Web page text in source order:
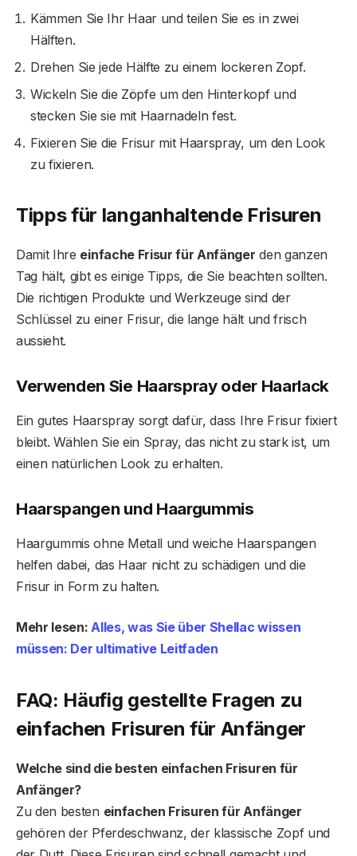
Kämmen Sie Ihr Haar und teilen Sie es in zwei
Hälften.
Drehen Sie jede Hälfte zu einem lockeren Zopf.
Wickeln Sie die Zöpfe um den Hinterkopf und
stecken Sie sie mit Haarnadeln fest.
Fixieren Sie die Frisur mit Haarspray, um den Look
zu fixieren.
Tipps für langanhaltende Frisuren
Damit Ihre einfache Frisur für Anfänger den ganzen
Tag hält, gibt es einige Tipps, die Sie beachten sollten.
Die richtigen Produkte und Werkzeuge sind der
Schlüssel zu einer Frisur, die lange hält und frisch
aussieht.
Verwenden Sie Haarspray oder Haarlack
Ein gutes Haarspray sorgt dafür, dass Ihre Frisur fixiert
bleibt. Wählen Sie ein Spray, das nicht zu stark ist, um
einen natürlichen Look zu erhalten.
Haarspangen und Haargummis
Haargummis ohne Metall und weiche Haarspangen
helfen dabei, das Haar nicht zu schädigen und die
Frisur in Form zu halten.
Mehr lesen:Alles, was Sie über Shellac wissen
müssen: Der ultimative Leitfaden
FAQ: Häufig gestellte Fragen zu
einfachen Frisuren für Anfänger
Welche sind die besten einfachen Frisuren für
Anfänger?
Zu den besten einfachen Frisuren für Anfänger
gehören der Pferdeschwanz, der klassische Zopf und